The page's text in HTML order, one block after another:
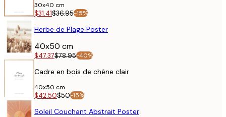
30x40 cm
$31.41$36.95-15%
AFFICHE
Herbe de Plage Poster
40x50 cm
$47.37$78.95-40%
Cadre en bois de chêne clair
40x50 cm
$42.50$50-15%
AFFICHE
Soleil Couchant Abstrait Poster